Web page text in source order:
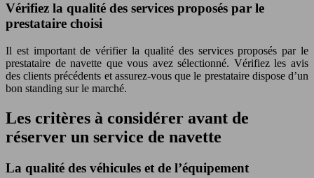
Vérifiez la qualité des services proposés par le
prestataire choisi
Il est important de vérifier la qualité des services proposés par le
prestataire de navette que vous avez sélectionné. Vérifiez les avis
des clients précédents et assurez-vous que le prestataire dispose d’un
bon standing sur le marché.
Les critères à considérer avant de
réserver un service de navette
La qualité des véhicules et de l’équipement